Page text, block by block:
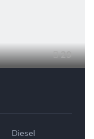
29
Diesel